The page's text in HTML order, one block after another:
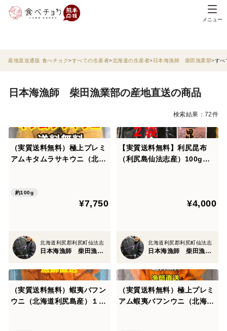
メニュー
産地直送通販 食べチョク すべての生産者 北海道の生産者 日本海漁師 柴田漁業部 すべ
日本海漁師 柴田漁業部の産地直送の商品
検索結果：72件
（実質送料無料）極上プレミ
アムキタムラサキウニ（北海
約100g
¥7,750
北海道利尻郡利尻町仙法志
日本海漁師 柴田漁業部
【実質送料無料】利尻昆布
（利尻島仙法志産）100g入
¥4,000
北海道利尻郡利尻町仙法志
日本海漁師 柴田漁業部
（実質送料無料）蝦夷バフン
ウニ（北海道利尻島産）１パ
（実質送料無料）極上プレミ
アム蝦夷バフンウニ（北海道